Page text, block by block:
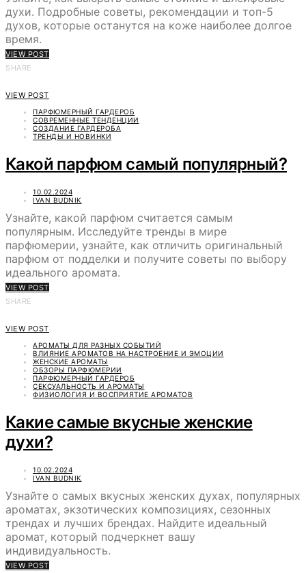
духи. Подробные советы, рекомендации и топ-5
духов, которые останутся на коже наиболее долгое
время.
VIEW POST
SHARE
VIEW POST
ПАРФЮМЕРНЫЙ ГАРДЕРОБ
СОВРЕМЕННЫЕ ТЕНДЕНЦИИ
СОЗДАНИЕ ГАРДЕРОБА
ТРЕНДЫ И НОВИНКИ
Какой парфюм самый популярный?
10.02.2024
IVAN BUDNIK
Узнайте, какой парфюм считается самым
популярным. Исследуйте тренды в мире
парфюмерии, узнайте, как отличить оригинальный
парфюм от подделки и получите советы по выбору
идеального аромата.
VIEW POST
SHARE
VIEW POST
АРОМАТЫ ДЛЯ РАЗНЫХ СОБЫТИЙ
ВЛИЯНИЕ АРОМАТОВ НА НАСТРОЕНИЕ И ЭМОЦИИ
ЖЕНСКИЕ АРОМАТЫ
ОБЗОРЫ ПАРФЮМЕРИИ
ПАРФЮМЕРНЫЙ ГАРДЕРОБ
СЕКСУАЛЬНОСТЬ И АРОМАТЫ
ФИЗИОЛОГИЯ И ВОСПРИЯТИЕ АРОМАТОВ
Какие самые вкусные женские
духи?
10.02.2024
IVAN BUDNIK
Узнайте о самых вкусных женских духах, популярных
ароматах, экзотических композициях, сезонных
трендах и лучших брендах. Найдите идеальный
аромат, который подчеркнет вашу
индивидуальность.
VIEW POST